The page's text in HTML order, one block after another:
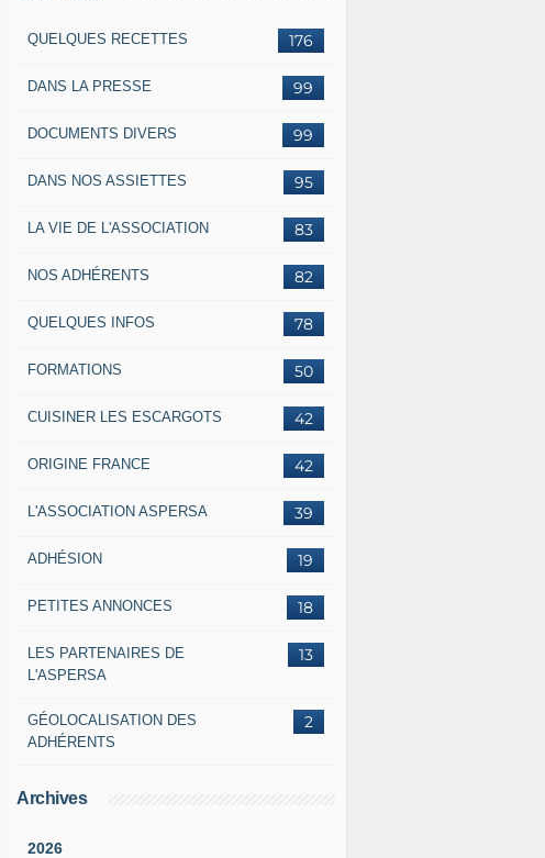
176
QUELQUES RECETTES
99
DANS LA PRESSE
99
DOCUMENTS DIVERS
95
DANS NOS ASSIETTES
83
LA VIE DE L'ASSOCIATION
82
NOS ADHÉRENTS
78
QUELQUES INFOS
50
FORMATIONS
42
CUISINER LES ESCARGOTS
42
ORIGINE FRANCE
39
L'ASSOCIATION ASPERSA
19
ADHÉSION
18
PETITES ANNONCES
13
LES PARTENAIRES DE
L'ASPERSA
2
GÉOLOCALISATION DES
ADHÉRENTS
Archives
2026